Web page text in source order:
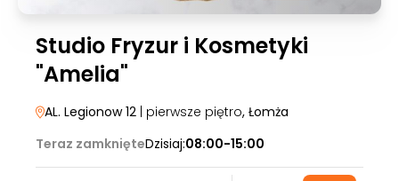
Studio Fryzur i Kosmetyki
"Amelia"
AL. Legionow 12 | pierwsze piętro, Łomża
Teraz zamknięteDzisiaj:08:00-15:00